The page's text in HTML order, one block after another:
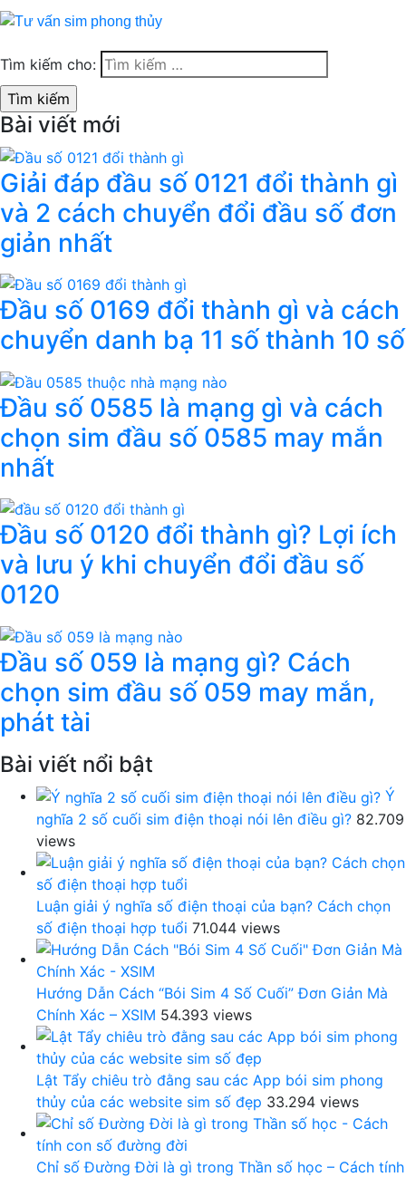
Tìm kiếm cho:
Bài viết mới
Giải đáp đầu số 0121 đổi thành gì
và 2 cách chuyển đổi đầu số đơn
giản nhất
Đầu số 0169 đổi thành gì và cách
chuyển danh bạ 11 số thành 10 số
Đầu số 0585 là mạng gì và cách
chọn sim đầu số 0585 may mắn
nhất
Đầu số 0120 đổi thành gì? Lợi ích
và lưu ý khi chuyển đổi đầu số
0120
Đầu số 059 là mạng gì? Cách
chọn sim đầu số 059 may mắn,
phát tài
Bài viết nổi bật
Ý
nghĩa 2 số cuối sim điện thoại nói lên điều gì? 82.709
views
Luận giải ý nghĩa số điện thoại của bạn? Cách chọn
số điện thoại hợp tuổi 71.044 views
Hướng Dẫn Cách “Bói Sim 4 Số Cuối” Đơn Giản Mà
Chính Xác – XSIM 54.393 views
Lật Tẩy chiêu trò đằng sau các App bói sim phong
thủy của các website sim số đẹp 33.294 views
Chỉ số Đường Đời là gì trong Thần số học – Cách tính